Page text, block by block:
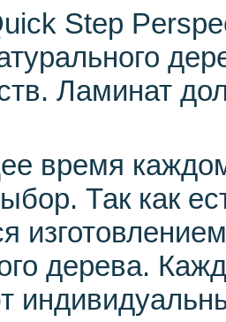
Step
Ламинат
время
Так как
дерева.